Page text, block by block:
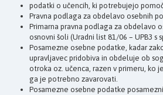
podatki o učencih, ki potrebujejo
Pravna podlaga za obdelavo osebnih
Primarna pravna podlaga za obdelavo
osnovni šoli (Uradni list 81/06 – UPB3 s
Posamezne osebne podatke, kadar
upravljavec pridobiva in obdeluje ob
otroka oz. učenca, razen v primeru, ko
ga je potrebno zavarovati.
Posamezne osebne podatke